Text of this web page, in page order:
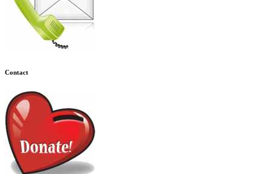
Contact